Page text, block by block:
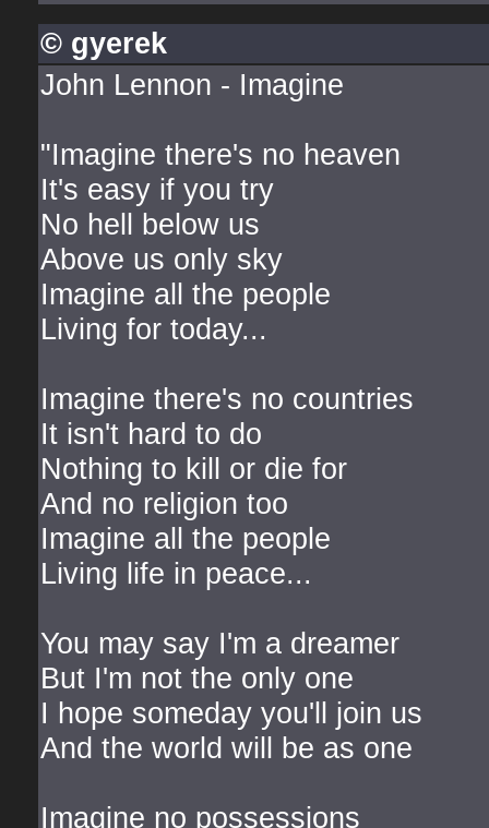
© gyerek
John Lennon - Imagine
"Imagine there's no heaven
It's easy if you try
No hell below us
Above us only sky
Imagine all the people
Living for today...
Imagine there's no countries
It isn't hard to do
Nothing to kill or die for
And no religion too
Imagine all the people
Living life in peace...
You may say I'm a dreamer
But I'm not the only one
I hope someday you'll join us
And the world will be as one
Imagine no possessions